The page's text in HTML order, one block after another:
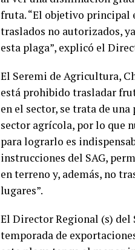
fruta. “El objetivo principal
traslados no autorizados,
esta plaga”, explicó el
El Seremi de Agricultura,
está prohibido trasladar
en el sector, se trata de
sector agrícola, por lo que
para lograrlo es
instrucciones del SAG,
en terreno y, además, no
lugares”.
El Director Regional (s) del
temporada de